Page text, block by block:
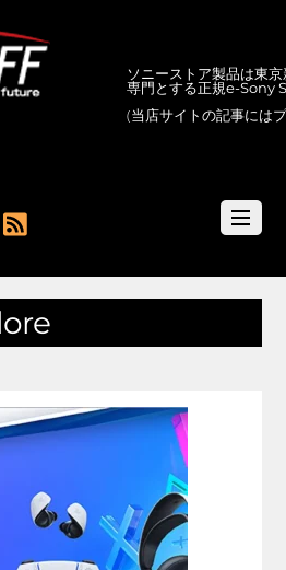
ソニーストア製品は東
専門とする正規e-Sony
(当店サイトの記事には